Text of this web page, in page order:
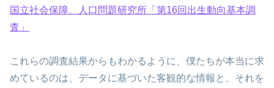
国立社会保障、人口問題研究所「第16回出生動向基本調
査」
これらの調査結果からもわかるように、僕たちが本当に求
めているのは、データに基づいた客観的な情報と、それを